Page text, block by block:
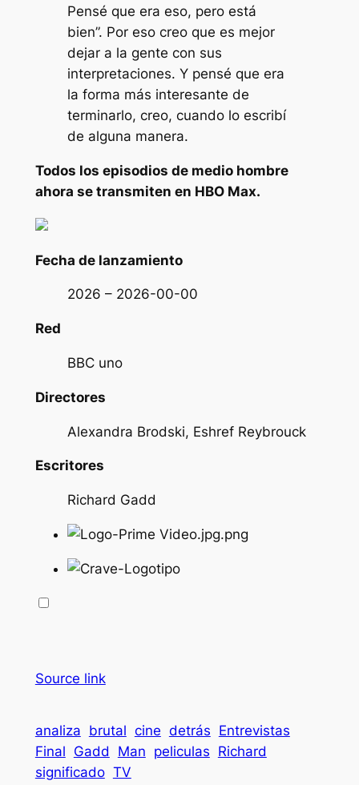
Pensé que era eso, pero está
bien”. Por eso creo que es mejor
dejar a la gente con sus
interpretaciones. Y pensé que era
la forma más interesante de
terminarlo, creo, cuando lo escribí
de alguna manera.
Todos los episodios de medio hombre
ahora se transmiten en HBO Max.
Fecha de lanzamiento
2026 – 2026-00-00
Red
BBC uno
Directores
Alexandra Brodski, Eshref Reybrouck
Escritores
Richard Gadd
Source link
analiza brutal cine detrás Entrevistas
Final Gadd Man peliculas Richard
significado TV